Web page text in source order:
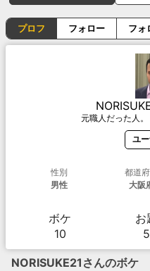
プロフ フォロー フォ
元職人だった人。
ユ
性別
男性
都道
大阪
ボケ
10
お
5
NORISUKE21 さんのボケ